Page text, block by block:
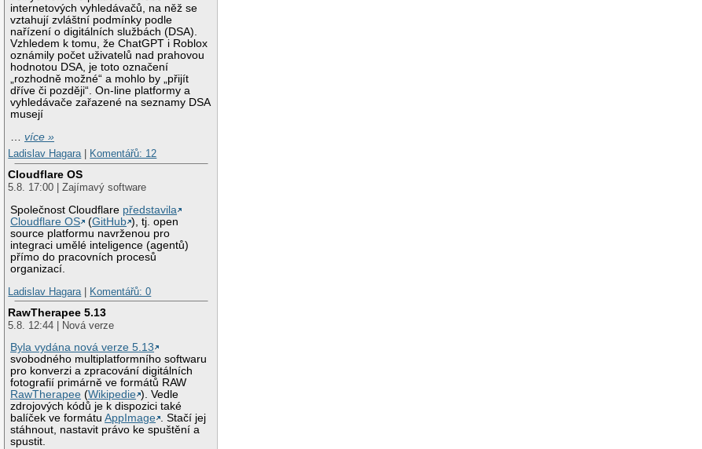
internetových vyhledávačů, na něž se
vztahují zvláštní podmínky podle
nařízení o digitálních službách (DSA).
Vzhledem k tomu, že ChatGPT i Roblox
oznámily počet uživatelů nad prahovou
hodnotou DSA, je toto označení
„rozhodně možné“ a mohlo by „přijít
dříve či později“. On-line platformy a
vyhledávače zařazené na seznamy DSA
musejí
…více »
Ladislav Hagara| Komentářů: 12
Cloudflare OS
5.8. 17:00 | Zajímavý software
Společnost Cloudflare představila
Cloudflare OS
(GitHub ), tj. open
source platformu navrženou pro
integraci umělé inteligence (agentů)
přímo do pracovních procesů
organizací.
Ladislav Hagara| Komentářů: 0
RawTherapee 5.13
5.8. 12:44 | Nová verze
Byla vydána nová verze 5.13
svobodného multiplatformního softwaru
pro konverzi a zpracování digitálních
fotografií primárně ve formátů RAW
RawTherapee (Wikipedie ). Vedle
zdrojových kódů je k dispozici také
balíček ve formátuAppImage . Stačí jej
stáhnout, nastavit právo ke spuštění a
spustit.